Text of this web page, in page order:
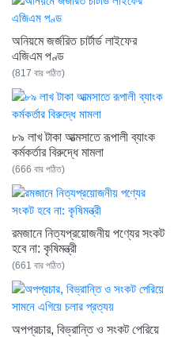
অনিয়মে জর্জরিত চার্টার্ড লাইফের
এজিএম পণ্ড
(817 বার পঠিত)
৮৯ লাখ টাকা আত্মসাতে রূপালী ব্যাংক
কর্মকর্তার বিরুদ্ধে মামলা
(666 বার পঠিত)
রমজানে নিত্যপ্রয়োজনীয় পণ্যের সংকট
হবে না: কৃষিমন্ত্রী
(661 বার পঠিত)
অপপ্রচার, বিভ্রান্তি ও সংকট পেরিয়ে